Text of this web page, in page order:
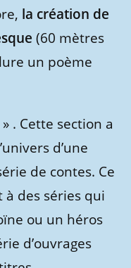
la création de
(60 mètres
un poème
» . Cette section a
d’une
de contes. Ce
des séries qui
ou un héros
d’ouvrages